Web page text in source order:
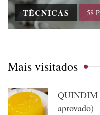
TÉCNICAS 58
Mais visitados
QUINDIM
aprovado)